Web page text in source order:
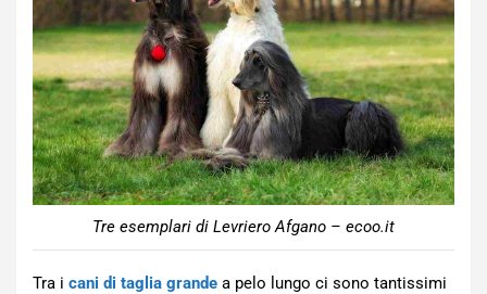
Tre esemplari di Levriero Afgano – ecoo.it
Tra i cani di taglia grande a pelo lungo ci sono tantissimi